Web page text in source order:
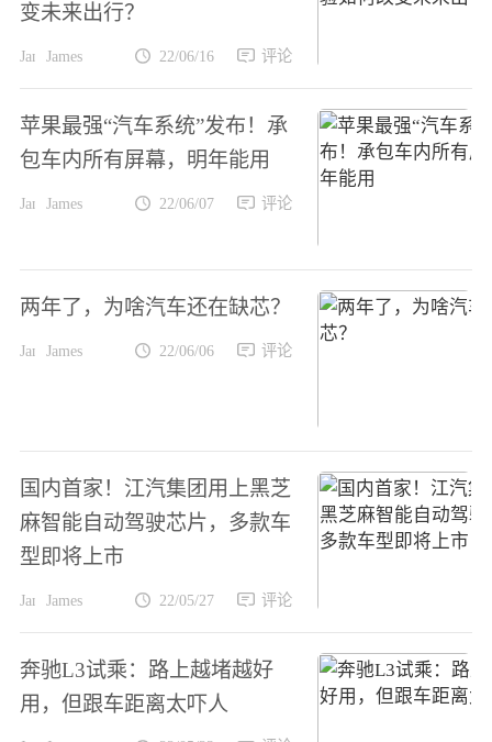
变未来出行？
James 22/06/16 评论
苹果最强“汽车系统”发布！承
包车内所有屏幕，明年能用
James 22/06/07 评论
两年了，为啥汽车还在缺芯？
James 22/06/06 评论
国内首家！江汽集团用上黑芝
麻智能自动驾驶芯片，多款车
型即将上市
James 22/05/27 评论
奔驰L3试乘：路上越堵越好
用，但跟车距离太吓人